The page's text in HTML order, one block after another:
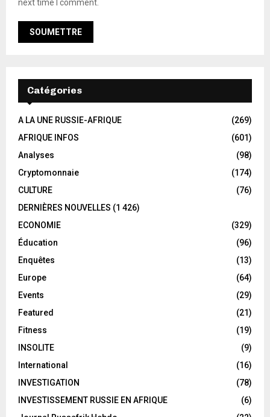
next time I comment.
Catégories
A LA UNE RUSSIE-AFRIQUE
(269)
AFRIQUE INFOS
(601)
Analyses
(98)
Cryptomonnaie
(174)
CULTURE
(76)
DERNIÈRES NOUVELLES (1 426)
ECONOMIE
(329)
Éducation
(96)
Enquêtes
(13)
Europe
(64)
Events
(29)
Featured
(21)
Fitness
(19)
INSOLITE
(9)
International
(16)
INVESTIGATION
(78)
INVESTISSEMENT RUSSIE EN AFRIQUE
(6)